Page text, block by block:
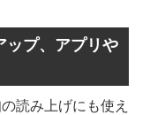
ップ、アプリや
読み上げにも使え